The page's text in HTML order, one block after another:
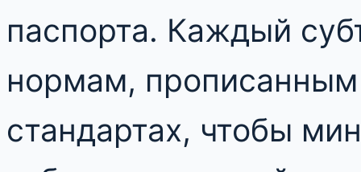
паспорта. Каждый
нормам, прописанным
стандартах, чтобы